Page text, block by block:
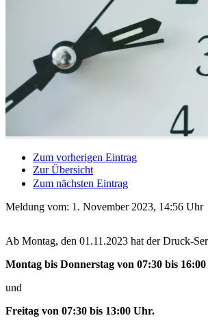
Zum vorherigen Eintrag
Zur Übersicht
Zum nächsten Eintrag
Meldung vom: 1. November 2023, 14:56 Uhr
Ab Montag, den 01.11.2023 hat der Druck-
Montag bis Donnerstag von 07:30 bis
und
Freitag von 07:30 bis 13:00 Uhr.